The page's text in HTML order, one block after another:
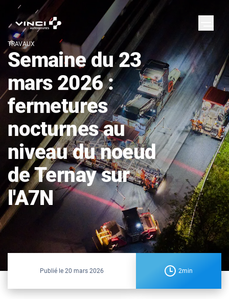
TRAVAUX
Semaine du 23
mars 2026 :
fermetures
nocturnes au
niveau du noeud
de Ternay sur
l'A7N
Publié le 20 mars 2026 2min